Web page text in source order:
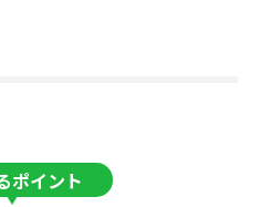
ポイント